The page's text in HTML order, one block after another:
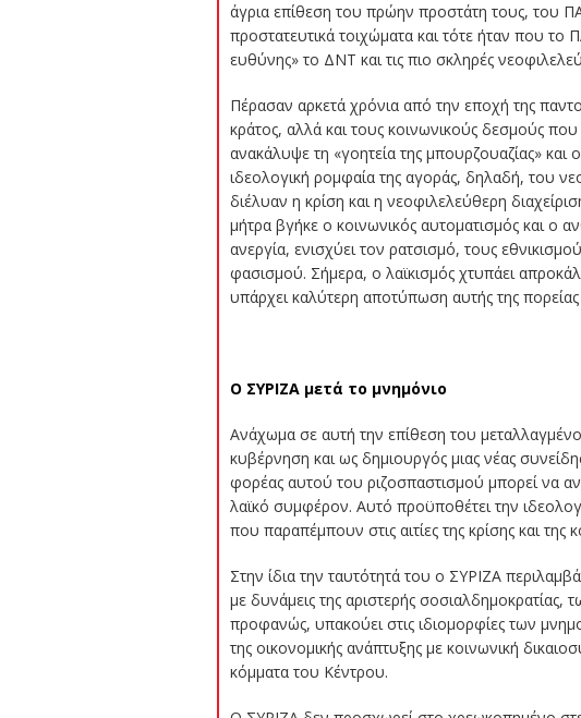
άγρια επίθεση του πρώην προστάτη τους, του
προστατευτικά τοιχώματα και τότε ήταν που
ευθύνης» το ΔΝΤ και τις πιο σκληρές
Πέρασαν αρκετά χρόνια από την εποχή της
κράτος, αλλά και τους κοινωνικούς δεσμούς
ανακάλυψε τη «γοητεία της μπουρζουαζίας» και
ιδεολογική ρομφαία της αγοράς, δηλαδή, του
διέλυαν η κρίση και η νεοφιλελεύθερη
μήτρα βγήκε ο κοινωνικός αυτοματισμός και ο
ανεργία, ενισχύει τον ρατσισμό, τους
φασισμού. Σήμερα, ο λαϊκισμός χτυπάει
υπάρχει καλύτερη αποτύπωση αυτής της
Ο ΣΥΡΙΖΑ μετά το μνημόνιο
Ανάχωμα σε αυτή την επίθεση του
κυβέρνηση και ως δημιουργός μιας νέας
φορέας αυτού του ριζοσπαστισμού μπορεί να
λαϊκό συμφέρον. Αυτό προϋποθέτει την
που παραπέμπουν στις αιτίες της κρίσης και της
Στην ίδια την ταυτότητά του ο ΣΥΡΙΖΑ
με δυνάμεις της αριστερής
προφανώς, υπακούει στις ιδιομορφίες των
της οικονομικής ανάπτυξης με κοινωνική
κόμματα του Κέντρου.